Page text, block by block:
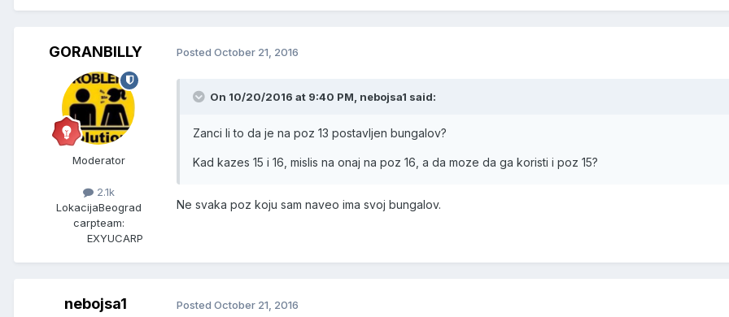
GORANBILLY
Moderator
2.1k
LokacijaBeograd
carpteam:
EXYUCARP
Posted October 21, 2016
On 10/20/2016 at 9:40 PM, nebojsa1 said:
Zanci li to da je na poz 13 postavljen bungalov?
Kad kazes 15 i 16, mislis na onaj na poz 16, a da moze da ga koristi i poz 15?
Ne svaka poz koju sam naveo ima svoj bungalov.
nebojsa1 Posted October 21, 2016